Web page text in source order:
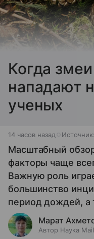
Когда
нападают
ученых
14 часов назад Источник:
Масштабный
факторы чаще
Важную роль
большинство
период дождей, а
Марат
Автор Наука Mail